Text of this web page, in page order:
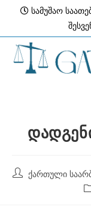
content
სამუშაო
Post ქართული